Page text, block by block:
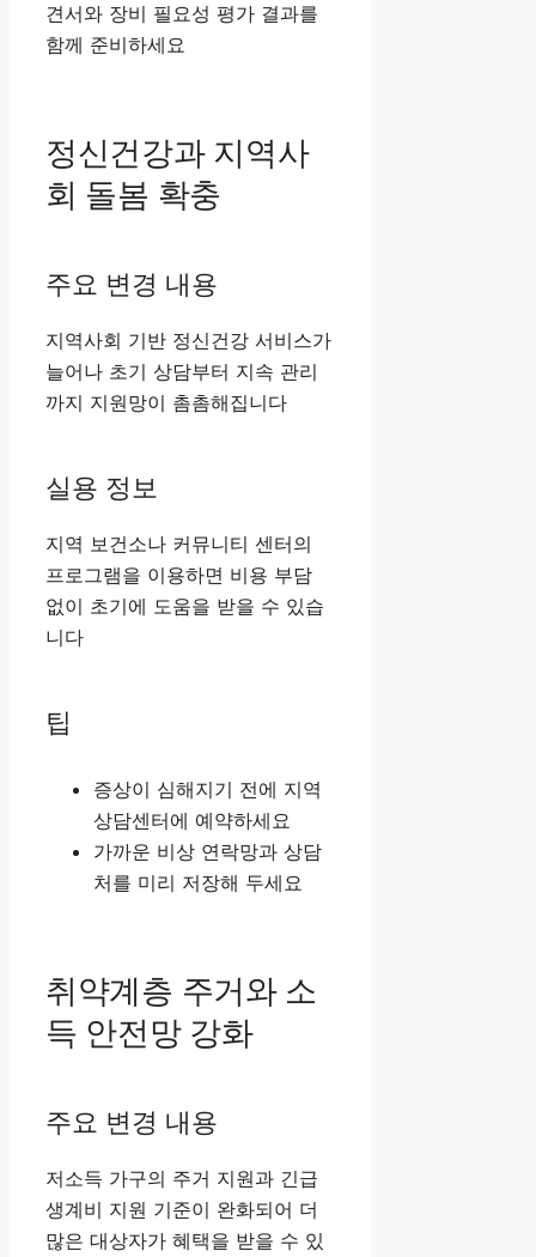
견서와 장비 필요성 평가 결과를
함께 준비하세요
정신건강과 지역사
회 돌봄 확충
주요 변경 내용
지역사회 기반 정신건강 서비스가
늘어나 초기 상담부터 지속 관리
까지 지원망이 촘촘해집니다
실용 정보
지역 보건소나 커뮤니티 센터의
프로그램을 이용하면 비용 부담
없이 초기에 도움을 받을 수 있습
니다
팁
증상이 심해지기 전에 지역
상담센터에 예약하세요
가까운 비상 연락망과 상담
처를 미리 저장해 두세요
취약계층 주거와 소
득 안전망 강화
주요 변경 내용
저소득 가구의 주거 지원과 긴급
생계비 지원 기준이 완화되어 더
많은 대상자가 혜택을 받을 수 있